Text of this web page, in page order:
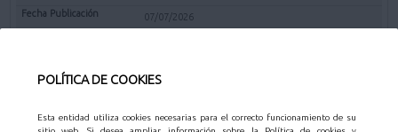
POLÍTICA DE COOKIES
Esta entidad utiliza cookies necesarias para el correcto funcionamiento de su
07/07/2026
Mostrar